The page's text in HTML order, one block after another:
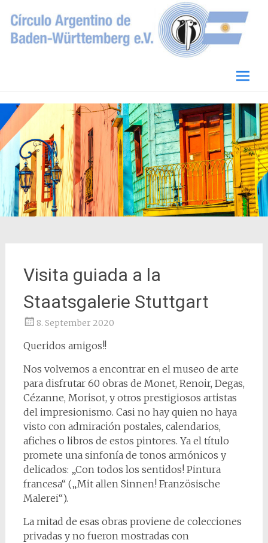
Circulo Argentino de Baden-Württemberg
to
Visita guiada a la
Staatsgalerie Stuttgart
8. September 2020
Queridos amigos!!
Nos volvemos a encontrar en el museo de arte
para disfrutar 60 obras de Monet, Renoir, Degas,
Cézanne, Morisot, y otros prestigiosos artistas
del impresionismo. Casi no hay quien no haya
visto con admiración postales, calendarios,
afiches o libros de estos pintores. Ya el título
promete una sinfonía de tonos armónicos y
delicados: „Con todos los sentidos! Pintura
francesa“ („Mit allen Sinnen! Französische
Malerei“).
La mitad de esas obras proviene de colecciones
privadas y no fueron mostradas con